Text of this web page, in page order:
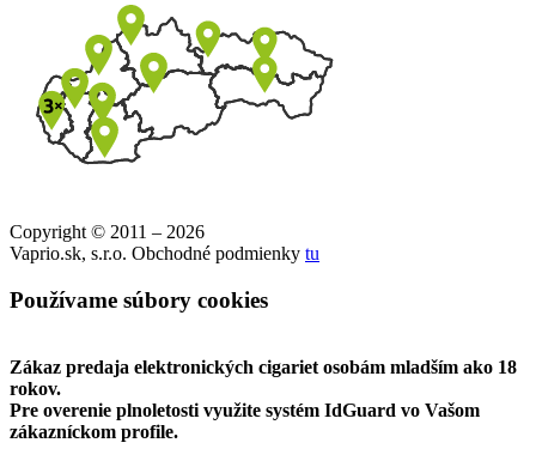
Copyright © 2011 – 2026
Vaprio.sk, s.r.o. Obchodné podmienky tu
Používame súbory cookies
Zákaz predaja elektronických cigariet osobám mladším ako 18
rokov.
Pre overenie plnoletosti využite systém IdGuard vo Vašom
zákazníckom profile.